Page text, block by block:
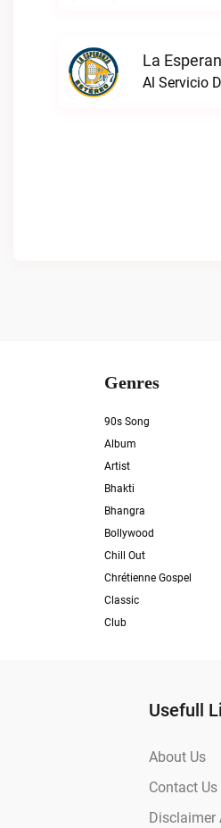
La
Al Servicio
Genres
90s Song
Album
Artist
Bhakti
Bhangra
Bollywood
Chill Out
Chrétienne Gospel
Classic
Club
Usefull
About Us
Contact Us
Disclaimer